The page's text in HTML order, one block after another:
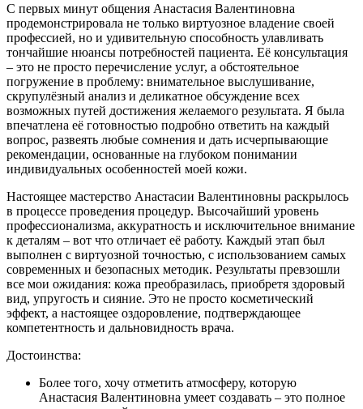
С первых минут общения Анастасия Валентиновна
продемонстрировала не только виртуозное владение своей
профессией, но и удивительную способность улавливать
тончайшие нюансы потребностей пациента. Её консультация
– это не просто перечисление услуг, а обстоятельное
погружение в проблему: внимательное выслушивание,
скрупулёзный анализ и деликатное обсуждение всех
возможных путей достижения желаемого результата. Я была
впечатлена её готовностью подробно ответить на каждый
вопрос, развеять любые сомнения и дать исчерпывающие
рекомендации, основанные на глубоком понимании
индивидуальных особенностей моей кожи.
Настоящее мастерство Анастасии Валентиновны раскрылось
в процессе проведения процедур. Высочайший уровень
профессионализма, аккуратность и исключительное внимание
к деталям – вот что отличает её работу. Каждый этап был
выполнен с виртуозной точностью, с использованием самых
современных и безопасных методик. Результаты превзошли
все мои ожидания: кожа преобразилась, приобретя здоровый
вид, упругость и сияние. Это не просто косметический
эффект, а настоящее оздоровление, подтверждающее
компетентность и дальновидность врача.
Достоинства:
Более того, хочу отметить атмосферу, которую
Анастасия Валентиновна умеет создавать – это полное